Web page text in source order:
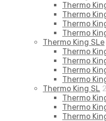
Thermo
Thermo
Thermo
Thermo
Thermo King SLe
Thermo
Thermo
Thermo
Thermo
Thermo King SL 2
Thermo
Thermo
Thermo